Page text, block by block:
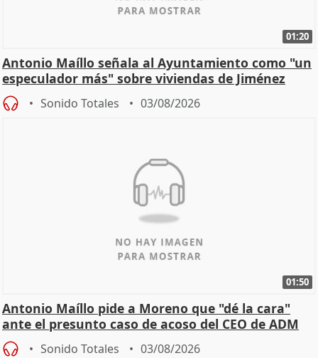
01:20
Antonio Maíllo señala al Ayuntamiento como "un
especulador más" sobre viviendas de Jiménez
Becerril
Sonido Totales 03/08/2026
01:50
Antonio Maíllo pide a Moreno que "dé la cara"
ante el presunto caso de acoso del CEO de ADM
Sonido Totales 03/08/2026